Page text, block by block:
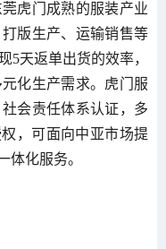
虎门成熟的服装产业
版生产、运输销售等
5天返单出货的效率，
化生产需求。虎门服
会责任体系认证，多
，可面向中亚市场提
体化服务。